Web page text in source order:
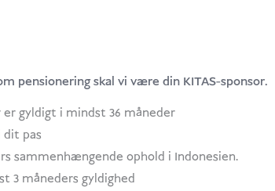
pensionering skal vi være din KITAS-sponsor.
er gyldigt i mindst 36 måneder
dit pas
sammenhængende ophold i Indonesien.
3 måneders gyldighed